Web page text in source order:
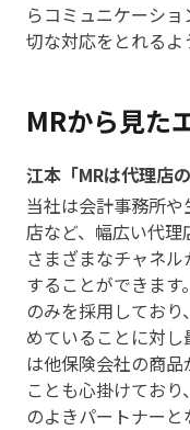
らコミュニケーシ
切な対応をとれるよ
MRから見た
江本「MRは代理店
当社は会計事務所
店など、幅広い代理
さまざまなチャネ
することができま
のみを採用してお
めていることに対
は他保険会社の商
ことも心掛けてお
のよきパートナーと